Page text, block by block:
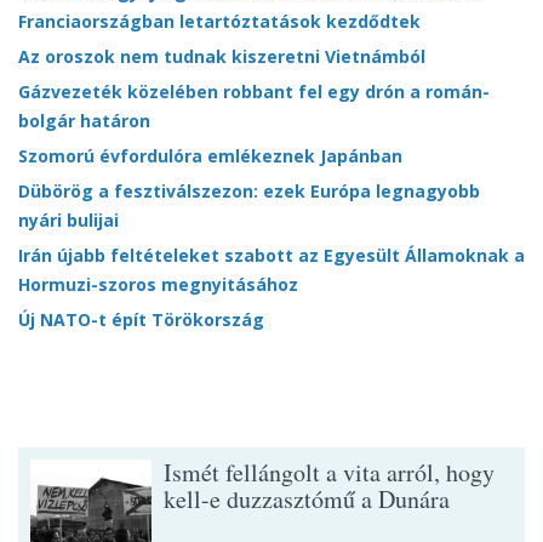
Franciaországban letartóztatások kezdődtek
Az oroszok nem tudnak kiszeretni Vietnámból
Gázvezeték közelében robbant fel egy drón a román-
bolgár határon
Szomorú évfordulóra emlékeznek Japánban
Dübörög a fesztiválszezon: ezek Európa legnagyobb
nyári bulijai
Irán újabb feltételeket szabott az Egyesült Államoknak a
Hormuzi-szoros megnyitásához
Új NATO-t épít Törökország
Ismét fellángolt a vita arról, hogy
kell-e duzzasztómű a Dunára